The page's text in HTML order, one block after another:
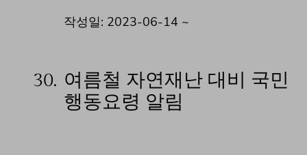
작성일: 2023-06-14 ~
30. 여름철 자연재난 대비 국민
행동요령 알림